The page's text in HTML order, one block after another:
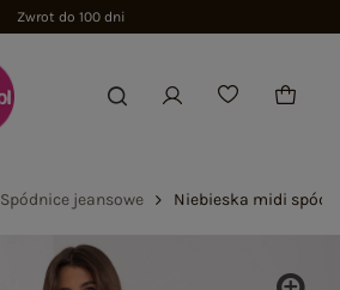
Zwrot do 100 dni
Spódnice jeansowe Niebieska midi